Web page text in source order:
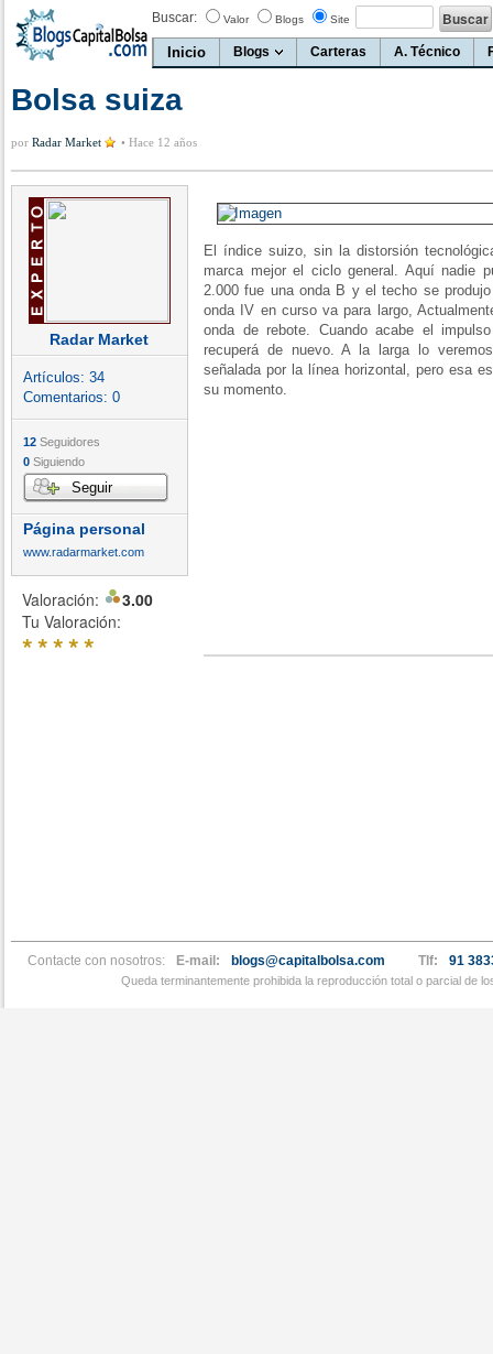
Buscar: Valor Blogs Site
Inicio Blogs Carteras A. Técnico
Bolsa suiza
por Radar Market • Hace 12 años
Radar Market
Artículos: 34
Comentarios: 0
12 Seguidores
0 Siguiendo
Seguir
Página personal
www.radarmarket.com
Valoración:
3.00
Tu Valoración:
*****
El índice suizo, sin la distorsión
marca mejor el ciclo general. Aquí nadie
2.000 fue una onda B y el techo se
onda IV en curso va para largo,
onda de rebote. Cuando acabe el
recuperá de nuevo. A la larga lo
señalada por la línea horizontal, pero esa
su momento.
Contacte con nosotros: E-mail: blogs@capitalbolsa.com Tlf: 91
Queda terminantemente prohibida la reproducción total o parcial de